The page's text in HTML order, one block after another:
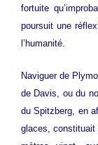
fortuite
poursuit une
l’humanité.
Naviguer de
de Davis, ou du
du Spitzberg, en
glaces, constituait